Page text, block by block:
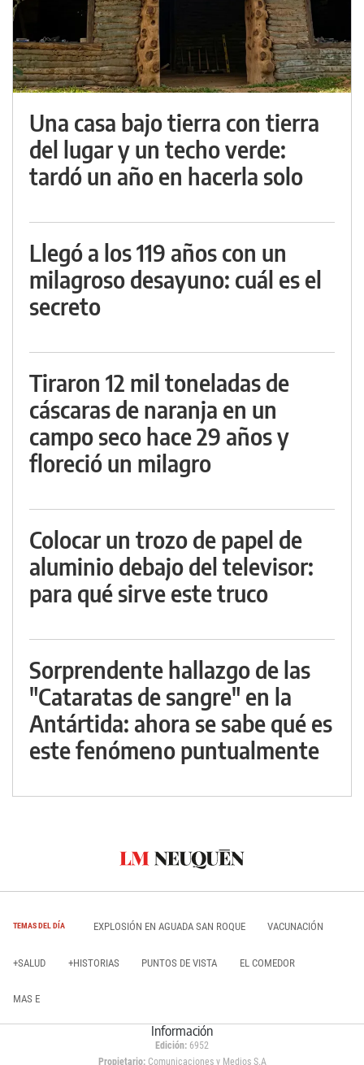
Una casa bajo tierra con tierra
del lugar y un techo verde:
tardó un año en hacerla solo
Llegó a los 119 años con un
milagroso desayuno: cuál es el
secreto
Tiraron 12 mil toneladas de
cáscaras de naranja en un
campo seco hace 29 años y
floreció un milagro
Colocar un trozo de papel de
aluminio debajo del televisor:
para qué sirve este truco
Sorprendente hallazgo de las
"Cataratas de sangre" en la
Antártida: ahora se sabe qué es
este fenómeno puntualmente
TEMAS DEL DÍA EXPLOSIÓN EN AGUADA SAN ROQUE VACUNACIÓN
+SALUD +HISTORIAS PUNTOS DE VISTA EL COMEDOR
MAS E
Información
Edición: 6952
Propietario:Comunicaciones y Medios S.A